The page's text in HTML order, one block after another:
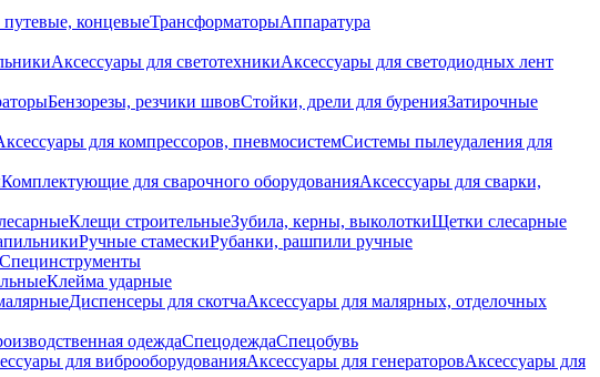
концевыеТрансформаторыАппаратура
Аксессуары для светотехникиАксессуары для светодиодных лент
Бензорезы, резчики швовСтойки, дрели для буренияЗатирочные
для компрессоров, пневмосистемСистемы пылеудаления для
Комплектующие для сварочного оборудованияАксессуары для сварки,
Клещи строительныеЗубила, керны, выколоткиЩетки слесарные
Ручные стамескиРубанки, рашпили ручные
Специнструменты
Клейма ударные
Диспенсеры для скотчаАксессуары для малярных, отделочных
одеждаСпецодеждаСпецобувь
для виброоборудованияАксессуары для генераторовАксессуары для